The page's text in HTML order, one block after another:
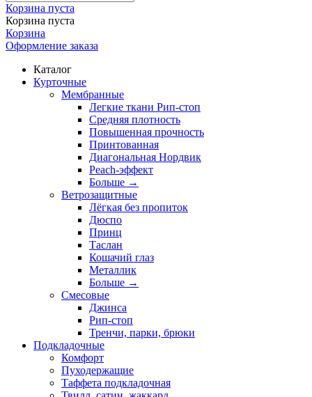
Корзина пуста
Корзина пуста
Корзина
Оформление заказа
Каталог
Курточные
Мембранные
Легкие ткани Рип-стоп
Средняя плотность
Повышенная прочность
Принтованная
Диагональная Нордвик
Peach-эффект
Больше →
Ветрозащитные
Лёгкая без пропиток
Дюспо
Принц
Таслан
Кошачий глаз
Металлик
Больше →
Смесовые
Джинса
Рип-стоп
Тренчи, парки, брюки
Подкладочные
Комфорт
Пуходержащие
Таффета подкладочная